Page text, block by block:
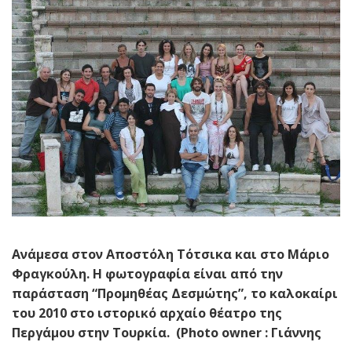
Ανάμεσα στον Αποστόλη Τότσικα και στο Μάριο
Φραγκούλη. Η φωτογραφία είναι από την
παράσταση “Προμηθέας Δεσμώτης”, το καλοκαίρι
του 2010 στο ιστορικό αρχαίο θέατρο της
Περγάμου στην Τουρκία. (Photo owner : Γιάννης